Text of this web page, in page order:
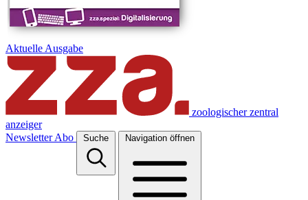
Aktuelle Ausgabe
zoologischer zentral
anzeiger
Newsletter Abo Suche Navigation öffnen